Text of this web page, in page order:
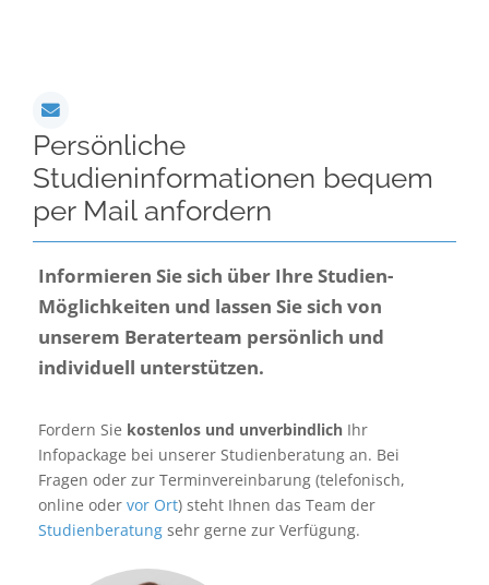
Persönliche
Studieninformationen bequem
per Mail anfordern
Informieren Sie sich über Ihre Studien-
Möglichkeiten und lassen Sie sich von
unserem Beraterteam persönlich und
individuell unterstützen.
Fordern Sie kostenlos und unverbindlichIhr
Infopackage bei unserer Studienberatung an. Bei
Fragen oder zur Terminvereinbarung (telefonisch,
online oder vor Ort) steht Ihnen das Team der
Studienberatung sehr gerne zur Verfügung.